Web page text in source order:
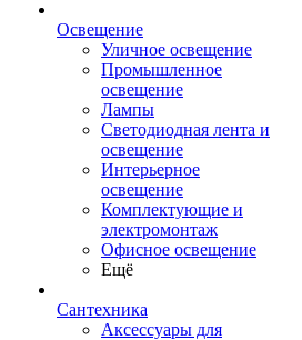
Освещение
Уличное освещение
Промышленное
освещение
Лампы
Светодиодная лента и
освещение
Интерьерное
освещение
Комплектующие и
электромонтаж
Офисное освещение
Ещё
Сантехника
Аксессуары для